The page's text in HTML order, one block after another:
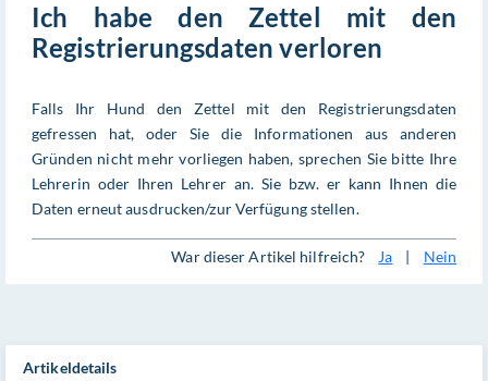
Ich habe den Zettel mit den
Registrierungsdaten verloren
Falls Ihr Hund den Zettel mit den Registrierungsdaten
gefressen hat, oder Sie die Informationen aus anderen
Gründen nicht mehr vorliegen haben, sprechen Sie bitte Ihre
Lehrerin oder Ihren Lehrer an. Sie bzw. er kann Ihnen die
Daten erneut ausdrucken/zur Verfügung stellen.
War dieser Artikel hilfreich? Ja | Nein
Artikeldetails